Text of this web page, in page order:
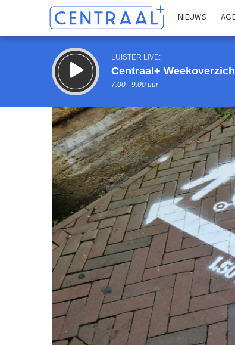
NIEUWS
LUISTER LIVE:
Centraal+
7.00 - 9.00 uur
Inklappen